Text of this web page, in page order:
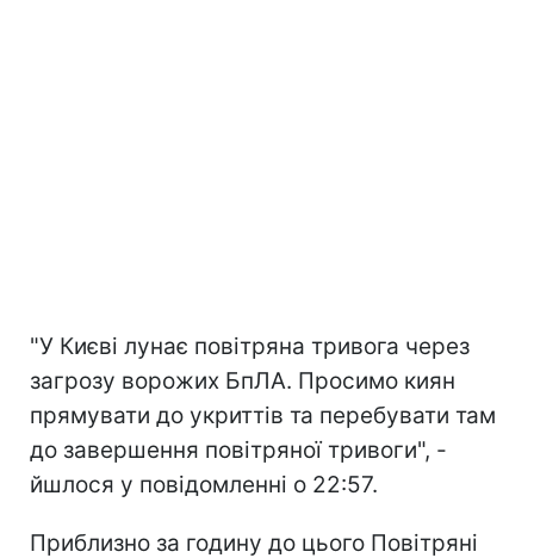
"У Києві лунає повітряна тривога через
загрозу ворожих БпЛА. Просимо киян
прямувати до укриттів та перебувати там
до завершення повітряної тривоги", -
йшлося у повідомленні о 22:57.
Приблизно за годину до цього Повітряні